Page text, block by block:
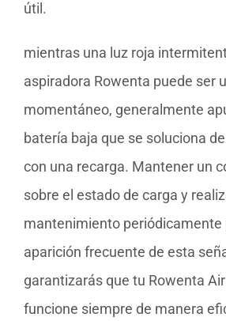
útil.
mientras una luz roja
aspiradora Rowenta puede ser
momentáneo, generalmente
batería baja que se soluciona
con una recarga. Mantener un
sobre el estado de carga y
mantenimiento periódicamente
aparición frecuente de esta
garantizarás que tu Rowenta
funcione siempre de manera